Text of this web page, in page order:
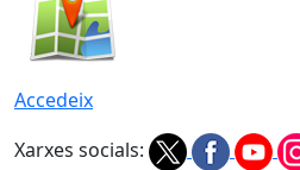
Accedeix
Xarxes socials: